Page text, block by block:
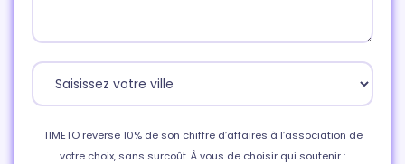
TIMETO reverse 10% de son chiffre d’affaires à l’association de
votre choix, sans surcoût. À vous de choisir qui soutenir :